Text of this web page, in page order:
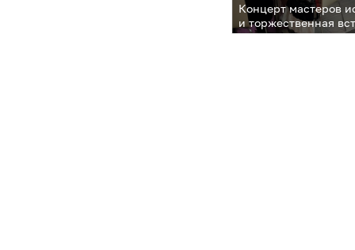
Концерт мастеров
и торжественная
в культурно-